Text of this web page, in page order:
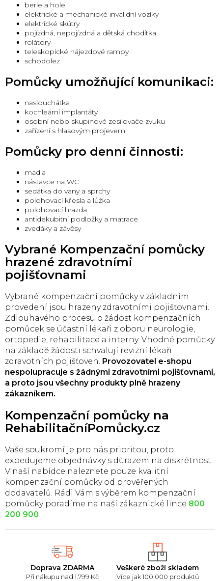
berle a hole
elektrické a mechanické invalidní vozíky
elektrické skútry
pojízdná, nepojízdná a dětská chodítka
rolátory
teleskopické nájezdové rampy
schodolez
Pomůcky umožňující komunikaci:
naslouchátka
kochleární implantáty
osobní nebo skupinové zesilovače zvuku
zařízení s hlasovým projevem
Pomůcky pro denní činnosti:
madla
nástavce na WC
sedátka do vany a sprchy
polohovací křesla a lůžka
polohovací hrazda
antidekubitní podložky a matrace
zvedáky a závěsy
Vybrané Kompenzační pomůcky
hrazené zdravotními
pojišťovnami
Vybrané kompenzační pomůcky v základním
provedení jsou hrazeny zdravotními pojišťovnami.
Zdlouhavého procesu o žádost kompenzačních
pomůcek se účastní lékaři z oboru neurologie,
ortopedie, rehabilitace a interny. Vhodné pomůcky
na základě žádosti schvalují revizní lékaři
zdravotních pojišťoven. Provozovatel e-shopu
nespolupracuje s žádnými zdravotními pojišťovnami,
a proto jsou všechny produkty plně hrazeny
zákazníkem.
Kompenzační pomůcky na
RehabilitačníPomůcky.cz
Vaše soukromí je pro nás prioritou, proto
expedujeme objednávky s důrazem na diskrétnost.
V naší nabídce naleznete pouze kvalitní
kompenzační pomůcky od prověřených
dodavatelů. Rádi Vám s výběrem kompenzační
pomůcky poradíme na naší zákaznické lince 800
200 900
Doprava ZDARMA
Při nákupu nad 1.799 Kč
Veškeré zboží skladem
Více jak 100.000 produktů